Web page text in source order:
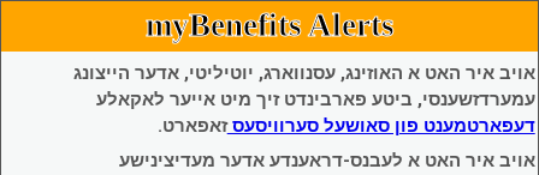
myBenefits Alerts
אויב איר האט א האוזינג, עסנווארג, יוטיליטי, אדער הייצונג
עמערדזשענסי, ביטע פארבינדט זיך מיט אייער לאקאלע
דעפארטמענט פון סאושעל סערוויסעסזאפארט.
אויב איר האט א לעבנס-דראענדע אדער מעדיצינישע